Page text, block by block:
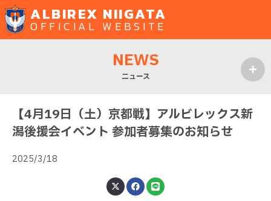
ALBIREX NIIGATA
OFFICIAL WEBSITE
NEWS
ニュース
【4月19日（土）京都戦】アルビレックス新
潟後援会イベント 参加者募集のお知らせ
2025/3/18